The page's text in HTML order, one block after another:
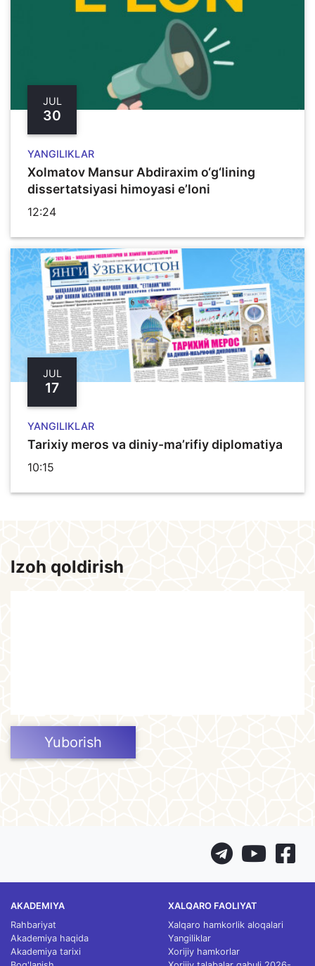
JUL
30
YANGILIKLAR
Xolmatov Mansur Abdiraxim o‘g‘lining
dissertatsiyasi himoyasi e’loni
12:24
JUL
17
YANGILIKLAR
Tarixiy meros va diniy-ma’rifiy diplomatiya
10:15
Izoh qoldirish
Yuborish
AKADEMIYA
Rahbariyat
Akademiya haqida
Akademiya tarixi
XALQARO FAOLIYAT
Xalqaro hamkorlik aloqalari
Yangiliklar
Xorijiy hamkorlar